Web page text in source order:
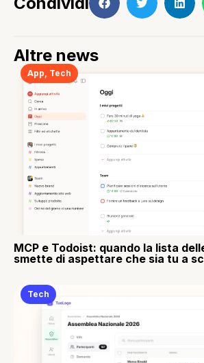
Altre news
App, Tech
MCP e Todoist: quando la lista
smette di aspettare che sia tu a
Tech